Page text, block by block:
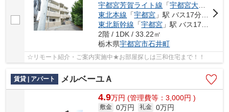
宇都宮芳賀ライト線 「宇都宮大学陽東キャンパス
東北本線 「宇都宮 」駅 バス17分 「工学部前（栃木県）」 停歩12分
東北新幹線 「宇都宮 」駅 バス17分 「工学部前（栃木県）」 停歩12分
2階 / 1DK / 33.22㎡
栃木県宇都宮市石井町
☆リモート紹介・ご案内実施中★お部屋探しは三和住宅まで！！
賃貸 | アパート メルベーユＡ
4.9万円 (管理費等：3,000円 )
敷金 0万円 礼金 0万円